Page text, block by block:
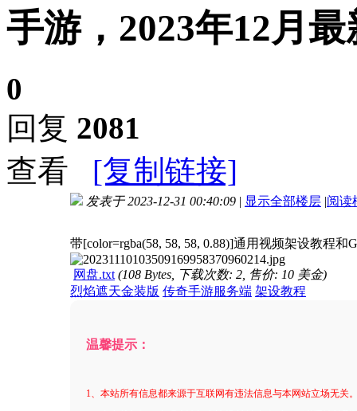
手游，2023年12月
0
回复 2081
查看
[复制链接]
发表于 2023-12-31 00:40:09 | 显示全部楼层 |阅读
带[color=rgba(58, 58, 58, 0.88)]通用视频架设教程和
网盘.txt (108 Bytes, 下载次数: 2, 售价: 10 美金)
烈焰遮天金装版 传奇手游服务端 架设教程
温馨提示：
1、本站所有信息都来源于互联网有违法信息与本网站立场无关